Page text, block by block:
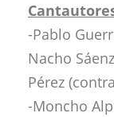
-Pablo
Nacho
Pérez
-Moncho